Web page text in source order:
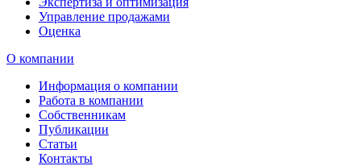
Управление продажами
Оценка
О компании
Информация о компании
Работа в компании
Собственникам
Публикации
Статьи
Контакты